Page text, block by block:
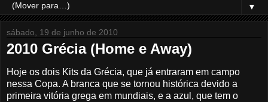
▼
sábado, 19 de junho de 2010
2010 Grécia (Home e Away)
Hoje os dois Kits da Grécia, que já entraram em campo
nessa Copa. A branca que se tornou histórica devido a
primeira vitória grega em mundiais, e a azul, que tem o